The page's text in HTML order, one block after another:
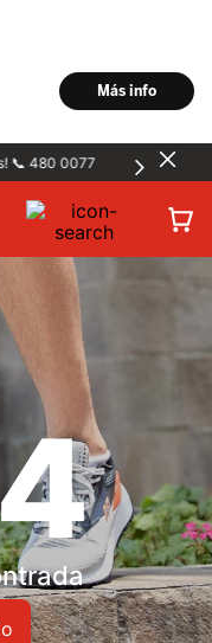
📞 480 0077